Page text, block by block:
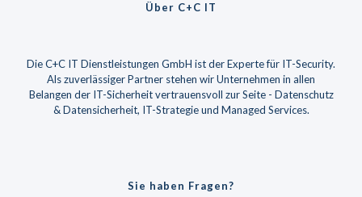
Über C+C IT
Die C+C IT Dienstleistungen GmbH ist der Experte für IT-Security.
Als zuverlässiger Partner stehen wir Unternehmen in allen
Belangen der IT-Sicherheit vertrauensvoll zur Seite - Datenschutz
& Datensicherheit, IT-Strategie und Managed Services.
Sie haben Fragen?